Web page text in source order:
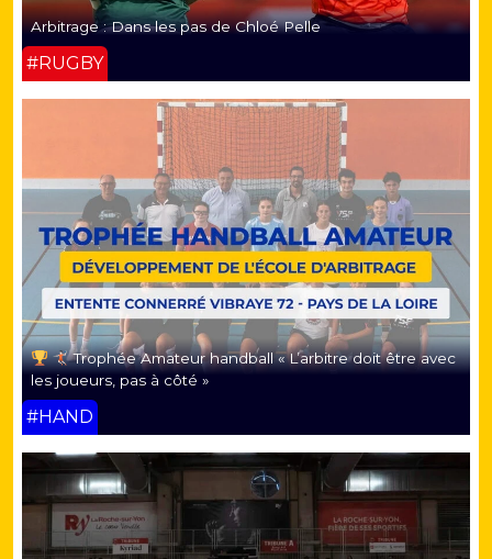
Arbitrage : Dans les pas de Chloé Pelle
#RUGBY
Trophée Amateur handball « L’arbitre doit être avec
les joueurs, pas à côté »
#HAND